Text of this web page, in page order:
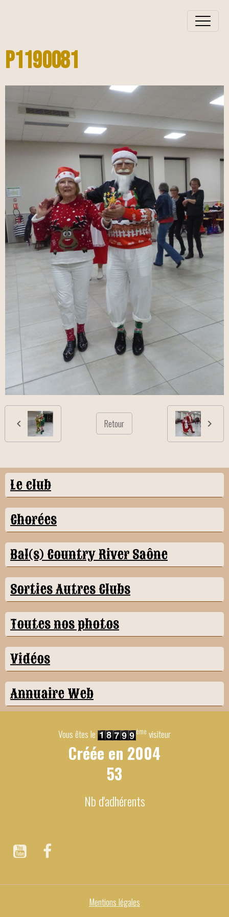
P1190081
Retour
Le club
Chorées
Bal(s) Country River Saône
Sorties Autres Clubs
Toutes nos photos
Vidéos
Annuaire Web
Vous êtes le ème visiteur
Créée en 2004
53
Nb d'adhérents
Mentions légales